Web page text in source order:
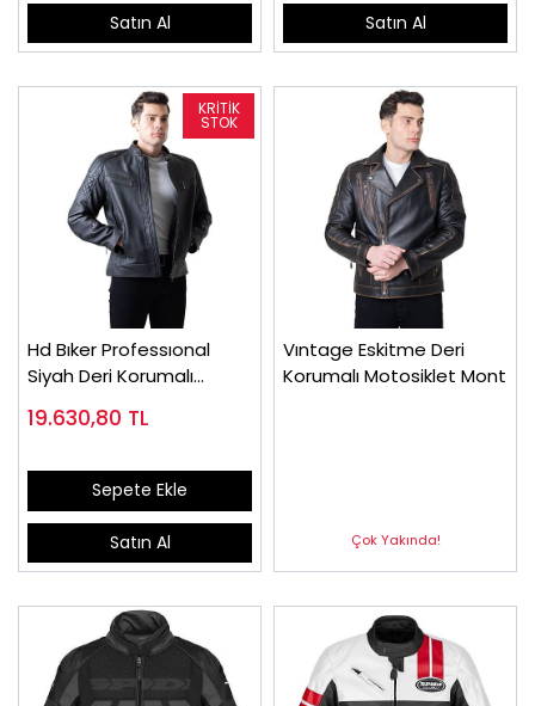
Satın Al Satın Al
Hd Bıker Professıonal
Siyah Deri Korumalı
19.630,80 TL
Sepete Ekle
Satın Al
Vıntage Eskitme Deri
Korumalı Motosiklet Mont
Çok Yakında!